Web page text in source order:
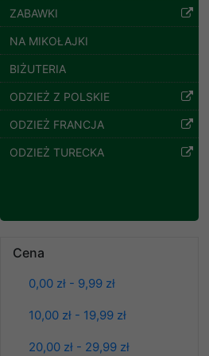
ZABAWKI
NA MIKOŁAJKI
BIŻUTERIA
ODZIEŻ Z POLSKIE
ODZIEŻ FRANCJA
ODZIEŻ TURECKA
Cena
0,00 zł - 9,99 zł
10,00 zł - 19,99 zł
20,00 zł - 29,99 zł
54.00 zł
szczegóły
Bluzy damskie Roz
Paczka 10 szt
szczegóły